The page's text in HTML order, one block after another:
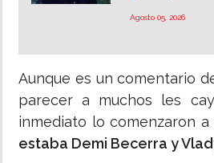
Agosto 05, 2026
Aunque es un comentario
parecer a muchos les
inmediato lo comenzaron a
estaba Demi Becerra y